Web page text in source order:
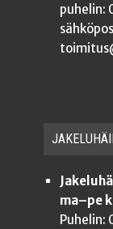
puhelin:
ma–pe
Puhelin: